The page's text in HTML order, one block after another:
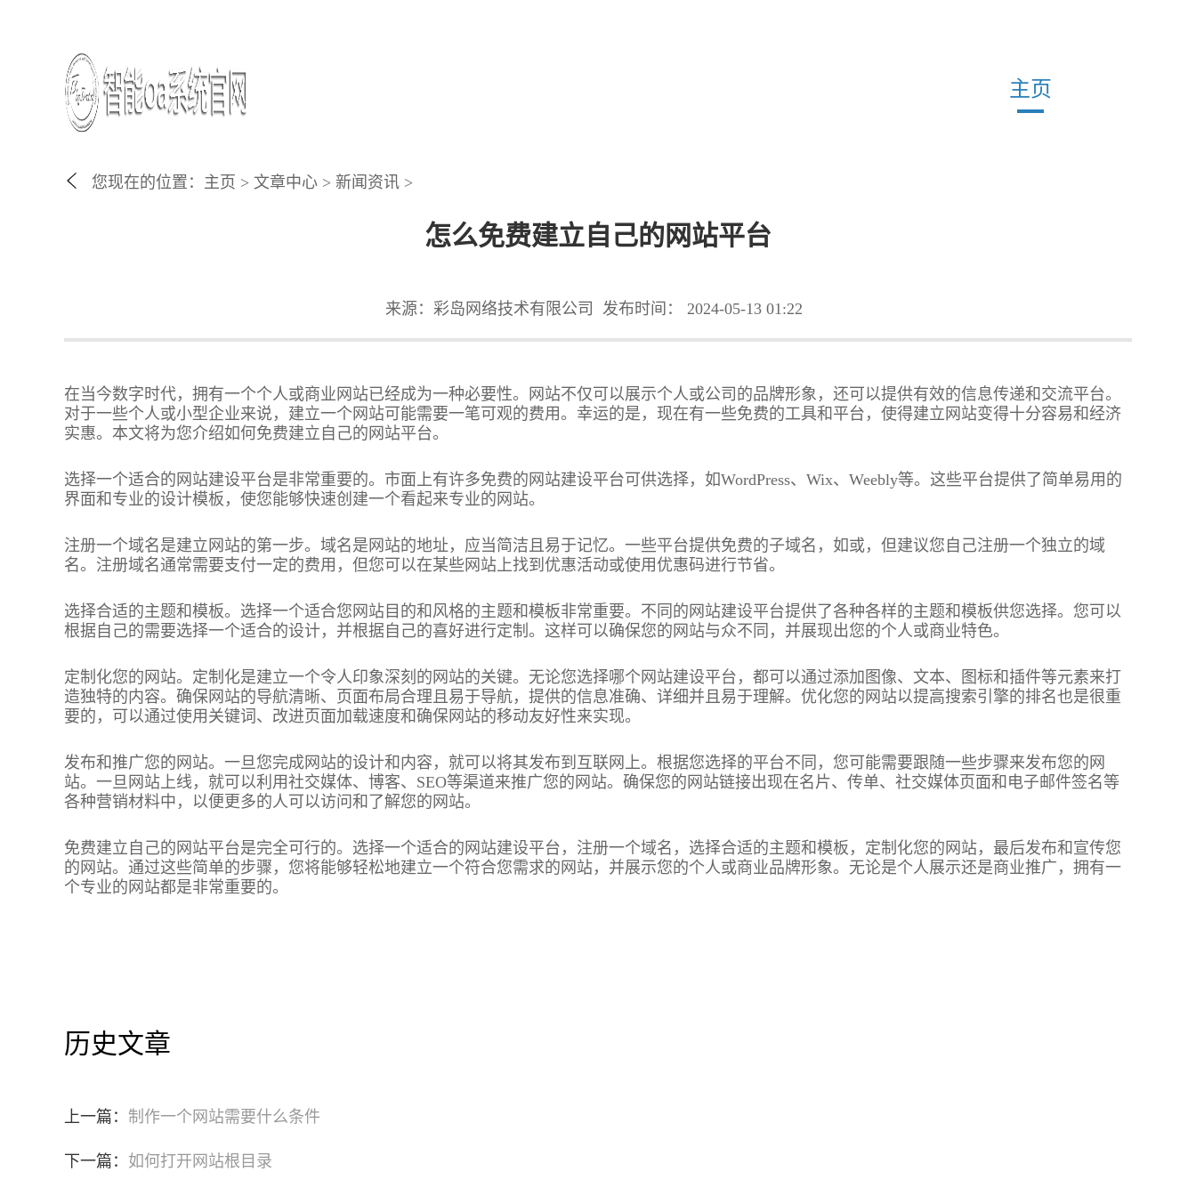
主页
您现在的位置： 主页 > 文章中心 > 新闻资讯 >
怎么免费建立自己的网站平台
来源：彩岛网络技术有限公司 发布时间： 2024-05-13 01:22
在当今数字时代，拥有一个个人或商业网站已经成为一种必要性。网站不仅可以展示个人或公司的品牌形象，还可以提供有效的信息传递和交流平台。
对于一些个人或小型企业来说，建立一个网站可能需要一笔可观的费用。幸运的是，现在有一些免费的工具和平台，使得建立网站变得十分容易和经济
实惠。本文将为您介绍如何免费建立自己的网站平台。
选择一个适合的网站建设平台是非常重要的。市面上有许多免费的网站建设平台可供选择，如WordPress、Wix、Weebly等。这些平台提供了简单易用的
界面和专业的设计模板，使您能够快速创建一个看起来专业的网站。
注册一个域名是建立网站的第一步。域名是网站的地址，应当简洁且易于记忆。一些平台提供免费的子域名，如或，但建议您自己注册一个独立的域
名。注册域名通常需要支付一定的费用，但您可以在某些网站上找到优惠活动或使用优惠码进行节省。
选择合适的主题和模板。选择一个适合您网站目的和风格的主题和模板非常重要。不同的网站建设平台提供了各种各样的主题和模板供您选择。您可以
根据自己的需要选择一个适合的设计，并根据自己的喜好进行定制。这样可以确保您的网站与众不同，并展现出您的个人或商业特色。
定制化您的网站。定制化是建立一个令人印象深刻的网站的关键。无论您选择哪个网站建设平台，都可以通过添加图像、文本、图标和插件等元素来打
造独特的内容。确保网站的导航清晰、页面布局合理且易于导航，提供的信息准确、详细并且易于理解。优化您的网站以提高搜索引擎的排名也是很重
要的，可以通过使用关键词、改进页面加载速度和确保网站的移动友好性来实现。
发布和推广您的网站。一旦您完成网站的设计和内容，就可以将其发布到互联网上。根据您选择的平台不同，您可能需要跟随一些步骤来发布您的网
站。一旦网站上线，就可以利用社交媒体、博客、SEO等渠道来推广您的网站。确保您的网站链接出现在名片、传单、社交媒体页面和电子邮件签名等
各种营销材料中，以便更多的人可以访问和了解您的网站。
免费建立自己的网站平台是完全可行的。选择一个适合的网站建设平台，注册一个域名，选择合适的主题和模板，定制化您的网站，最后发布和宣传您
的网站。通过这些简单的步骤，您将能够轻松地建立一个符合您需求的网站，并展示您的个人或商业品牌形象。无论是个人展示还是商业推广，拥有一
个专业的网站都是非常重要的。
历史文章
上一篇： 制作一个网站需要什么条件
下一篇： 如何打开网站根目录